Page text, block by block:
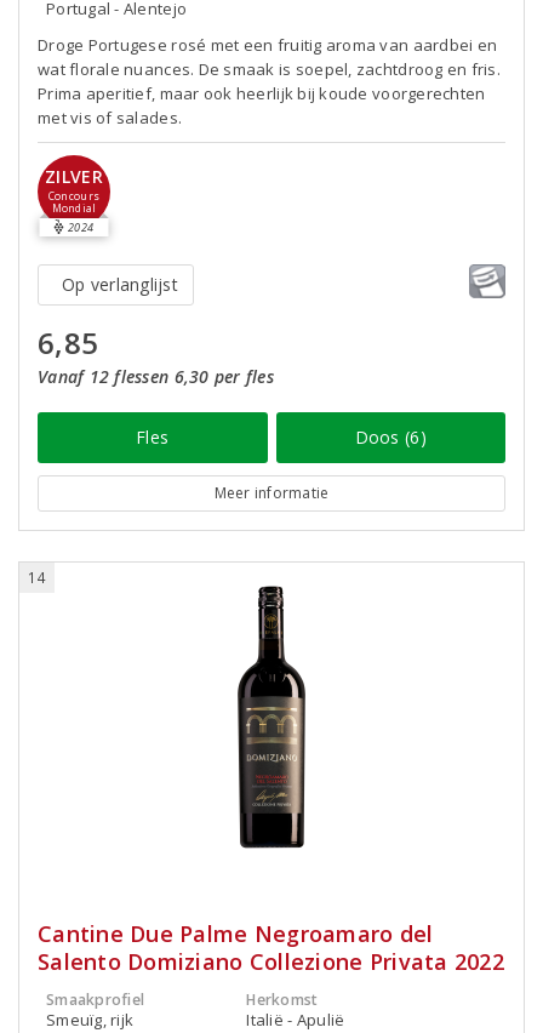
Portugal - Alentejo
Droge Portugese rosé met een fruitig aroma van aardbei en
wat florale nuances. De smaak is soepel, zachtdroog en fris.
Prima aperitief, maar ook heerlijk bij koude voorgerechten
met vis of salades.
ZILVER
Concours
Mondial
2024
Op verlanglijst
6,85
Vanaf 12 flessen 6,30 per fles
Fles Doos (6)
Meer informatie
14
Cantine Due Palme Negroamaro del
Salento Domiziano Collezione Privata 2022
Smaakprofiel
Smeuïg, rijk
Herkomst
Italië - Apulië